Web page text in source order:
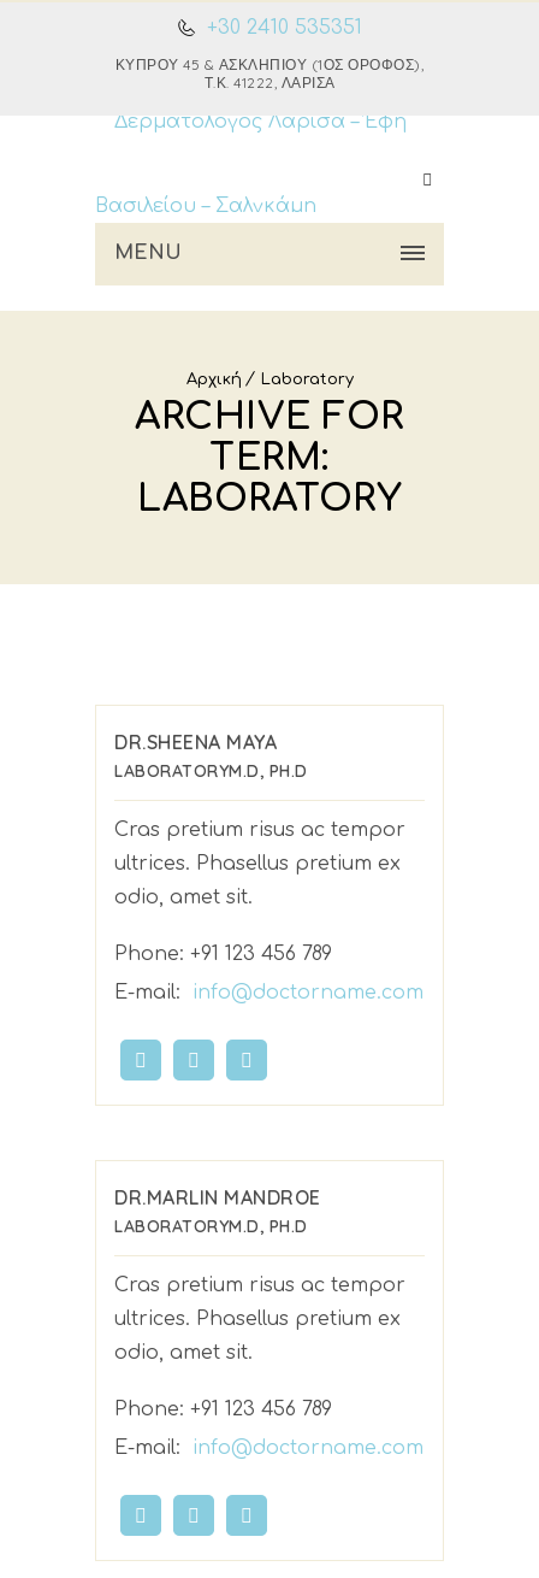
+30 2410 535351
ΚΎΠΡΟΥ 45 & ΑΣΚΛΗΠΙΟΎ (1ΟΣ ΌΡΟΦΟΣ),
Τ.Κ. 41222, ΛΆΡΙΣΑ
MENU
Αρχική Laboratory
ARCHIVE FOR
TERM:
LABORATORY
DR.SHEENA MAYA
LABORATORYM.D, PH.D
Cras pretium risus ac tempor
ultrices. Phasellus pretium ex
odio, amet sit.
Phone: +91 123 456 789
E-mail:
info@doctorname.com
DR.MARLIN MANDROE
LABORATORYM.D, PH.D
Cras pretium risus ac tempor
ultrices. Phasellus pretium ex
odio, amet sit.
Phone: +91 123 456 789
E-mail:
info@doctorname.com